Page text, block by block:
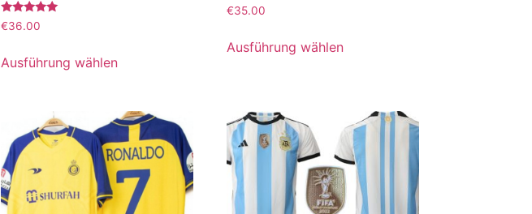
Bewertet
mit
von 5
€36.00
Ausführung wählen
Bewertet
mit
von 5
€35.00
Ausführung wählen